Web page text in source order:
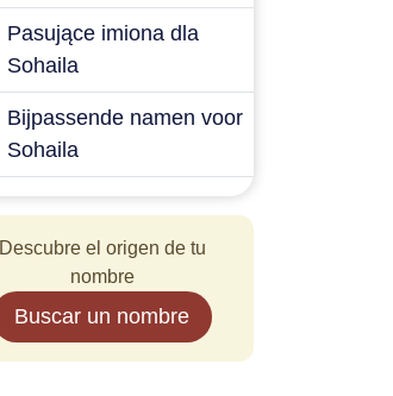
Pasujące imiona dla
Sohaila
Bijpassende namen voor
Sohaila
Descubre el origen de tu
nombre
Buscar un nombre